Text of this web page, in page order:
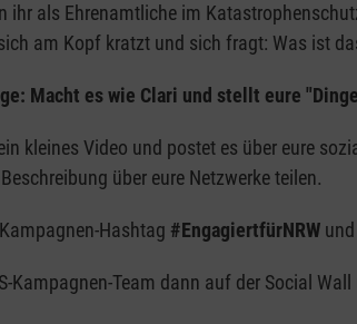
ihr als Ehrenamtliche im
am Kopf kratzt und sich fragt: Was ist
Macht es wie Clari und stellt eure
kleines Video und postet es über eure
über eure Netzwerke teilen.
Hashtag #EngagiertfürNRW und
Kampagnen-Team dann auf der Social